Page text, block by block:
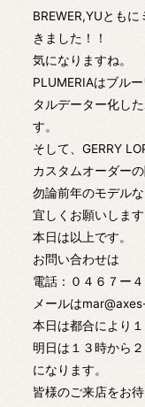
BREWER,YUとも
きました！！
気になりますね。
PLUMERIAはブル
タルデーター化し
す。
そして、GERRY
カスタムオーダー
勿論前年のモデル
宜しくお願いします
本日は以上です。
お問い合わせは
電話：０４６７ー
メールは
本日は都合により
明日は１３時から
になります。
皆様のご来店をお待